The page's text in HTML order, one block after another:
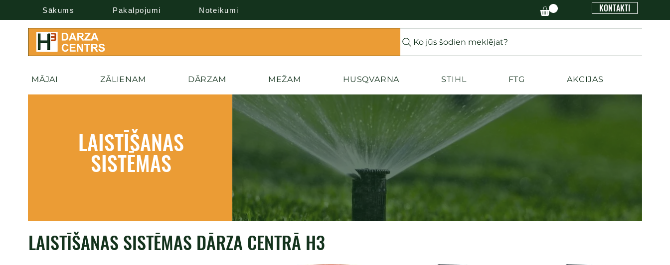
Sākums Pakalpojumi Noteikumi KONTAKTI
Ko jūs šodien meklējat?
MĀJAI ZĀLIENAM DĀRZAM MEŽAM HUSQVARNA STIHL FTG AKCIJAS
LAISTĪŠANAS
SISTĒMAS
Risinājumi vienmērīgi zaļam zālienam
LAISTĪŠANAS SISTĒMAS DĀRZA CENTRĀ H3